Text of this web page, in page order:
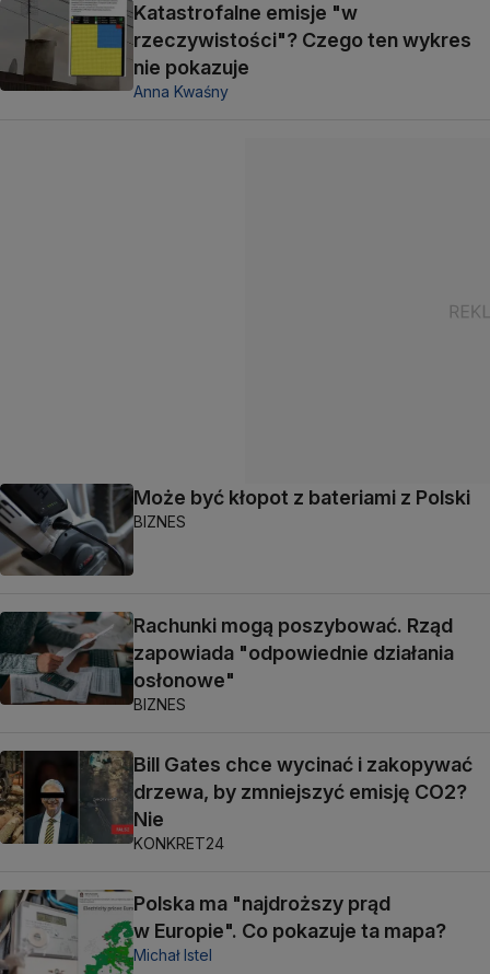
Katastrofalne emisje "w
rzeczywistości"? Czego ten wykres
nie pokazuje
Anna Kwaśny
Może być kłopot z bateriami z Polski
BIZNES
Rachunki mogą poszybować. Rząd
zapowiada "odpowiednie działania
osłonowe"
BIZNES
Bill Gates chce wycinać i zakopywać
drzewa, by zmniejszyć emisję CO2?
Nie
KONKRET24
Polska ma "najdroższy prąd
w Europie". Co pokazuje ta mapa?
Michał Istel